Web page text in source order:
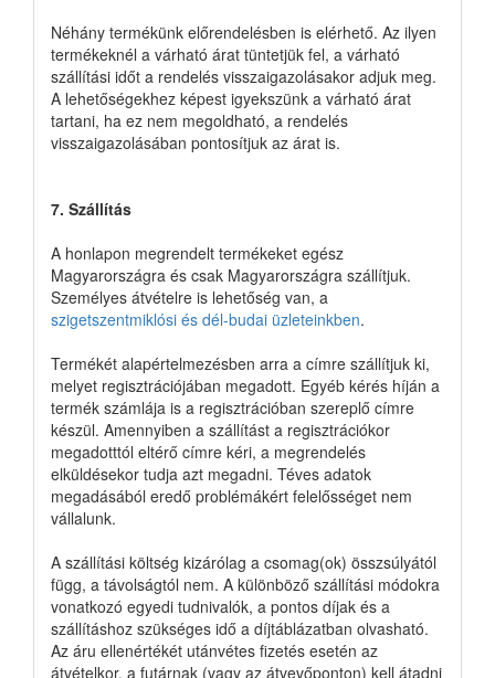
Néhány termékünk előrendelésben is elérhető. Az ilyen
termékeknél a várható árat tüntetjük fel, a várható
szállítási időt a rendelés visszaigazolásakor adjuk meg.
A lehetőségekhez képest igyekszünk a várható árat
tartani, ha ez nem megoldható, a rendelés
visszaigazolásában pontosítjuk az árat is.
7. Szállítás
A honlapon megrendelt termékeket egész
Magyarországra és csak Magyarországra szállítjuk.
Személyes átvételre is lehetőség van, a
szigetszentmiklósi és dél-budai üzleteinkben.
Termékét alapértelmezésben arra a címre szállítjuk ki,
melyet regisztrációjában megadott. Egyéb kérés híján a
termék számlája is a regisztrációban szereplő címre
készül. Amennyiben a szállítást a regisztrációkor
megadotttól eltérő címre kéri, a megrendelés
elküldésekor tudja azt megadni. Téves adatok
megadásából eredő problémákért felelősséget nem
vállalunk.
A szállítási költség kizárólag a csomag(ok) összsúlyától
függ, a távolságtól nem. A különböző szállítási módokra
vonatkozó egyedi tudnivalók, a pontos díjak és a
szállításhoz szükséges idő a díjtáblázatban olvasható.
Az áru ellenértékét utánvétes fizetés esetén az
átvételkor, a futárnak (vagy az átvevőponton) kell átadni